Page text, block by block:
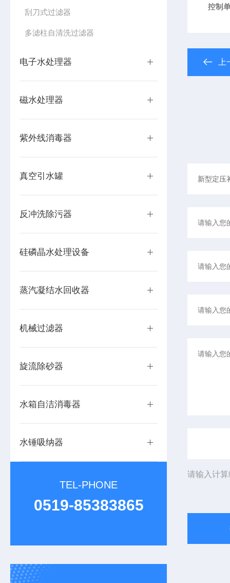
刮刀式过滤器
多滤柱自清洗过滤器
电子水处理器
磁水处理器
紫外线消毒器
真空引水罐
反冲洗除污器
硅磷晶水处理设备
蒸汽凝结水回收器
机械过滤器
旋流除砂器
水箱自洁消毒器
水锤吸纳器
TEL-PHONE
0519-85383865
控制
请输入计